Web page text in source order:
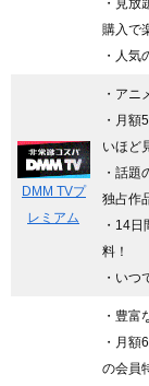
・見放
購入で
・人気
DMM TVプ
レミアム
・アニ
・月
いほど
・話題
独占作
・14
料！
・いつ
・豊富
・月
の会員